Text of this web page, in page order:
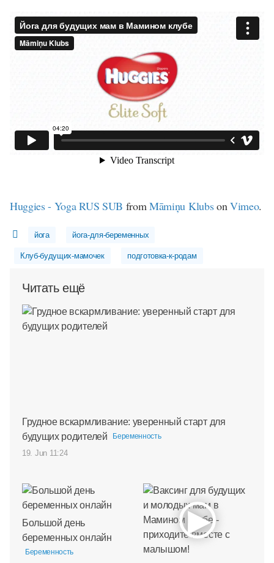
Huggies - Yoga RUS SUB fromMāmiņu KlubsonVimeo.
йога йога-для-беременных
Клуб-будущих-мамочек подготовка-к-родам
Читать ещё
Грудное вскармливание: уверенный старт для
будущих родителей
Беременность
19. Jun 11:24
Большой день
беременных онлайн
Беременность